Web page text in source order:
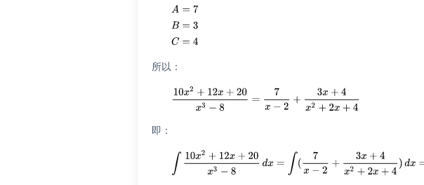
所以：
即：